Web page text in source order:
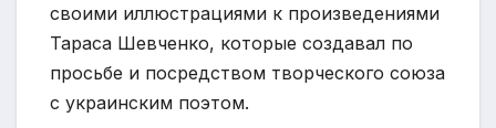
своими иллюстрациями к произведениями
Тараса Шевченко, которые создавал по
просьбе и посредством творческого союза
с украинским поэтом.